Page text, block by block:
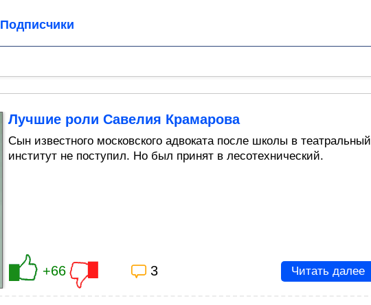
Подписчики
Лучшие роли Савелия Крамарова
Сын известного московского адвоката после школы в театральный
институт не поступил. Но был принят в лесотехнический.
+66 3 Читать далее